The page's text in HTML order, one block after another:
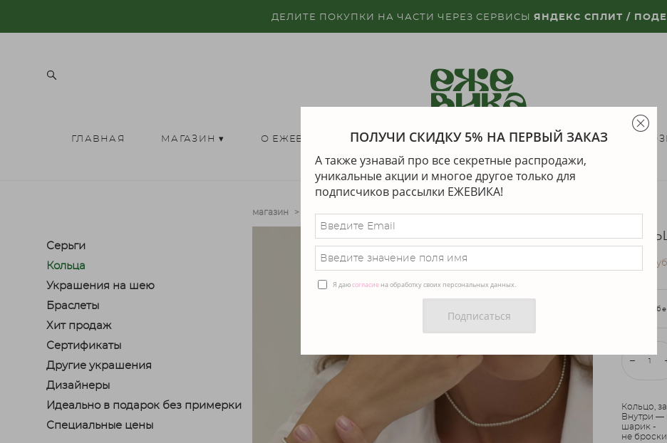
ДЕЛИТЕ ПОКУПКИ НА ЧАСТИ ЧЕРЕЗ СЕРВИСЫ ЯНДЕКС СПЛИТ /
ГЛАВНАЯ МАГАЗИН ▾ О ЕЖЕВИКЕ ДИЗАЙНЕРЫ ДОСТАВКА ГАРАНТИЯ И
Серьги
Кольца
Украшения на шею
Браслеты
Хит продаж
Сертификаты
Другие украшения
Дизайнеры
Идеально в подарок без примерки
Специальные цены
магазин > кольца > кольцо с секретом
7 900
Кольцо,
Внутри —
шарик -
не
ПОЛУЧИ СКИДКУ 5% НА ПЕРВЫЙ ЗАКАЗ
А также узнавай про все секретные распродажи,
уникальные акции и многое другое только для
подписчиков рассылки ЕЖЕВИКА!
Я даюсогласие на обработку своих персональных данных.